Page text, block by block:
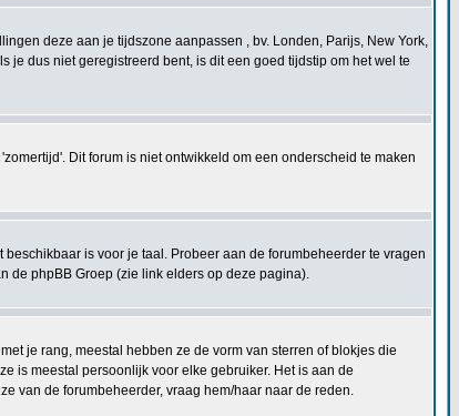
deze aan je tijdszone aanpassen , bv. Londen, Parijs, New York,
dus niet geregistreerd bent, is dit een goed tijdstip om het wel te
Dit forum is niet ontwikkeld om een onderscheid te maken
is voor je taal. Probeer aan de forumbeheerder te vragen
de phpBB Groep (zie link elders op deze pagina).
je rang, meestal hebben ze de vorm van sterren of blokjes die
is meestal persoonlijk voor elke gebruiker. Het is aan de
van de forumbeheerder, vraag hem/haar naar de reden.